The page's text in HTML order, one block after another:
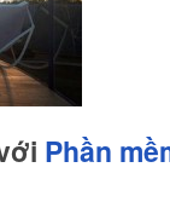
Phần